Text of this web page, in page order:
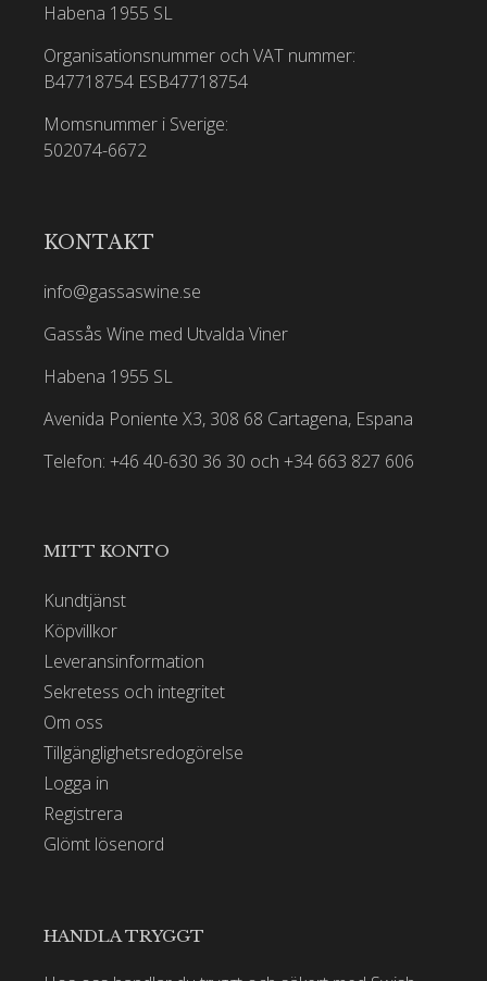
Habena 1955 SL
Organisationsnummer och VAT nummer:
B47718754 ESB47718754
Momsnummer i Sverige:
502074-6672
KONTAKT
info@gassaswine.se
Gassås Wine med Utvalda Viner
Habena 1955 SL
Avenida Poniente X3, 308 68 Cartagena, Espana
Telefon: +46 40-630 36 30 och +34 663 827 606
MITT KONTO
Kundtjänst
Köpvillkor
Leveransinformation
Sekretess och integritet
Om oss
Tillgänglighetsredogörelse
Logga in
Registrera
Glömt lösenord
HANDLA TRYGGT